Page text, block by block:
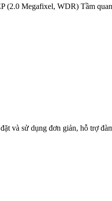
Megafixel, WDR) Tầm
sử dụng đơn giản, hỗ trợ